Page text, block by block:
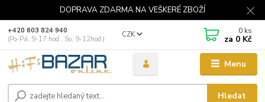
DOPRAVA ZDARMA NA VEŠKERÉ ZBOŽÍ
Menu
CZK
Hledat
+420 603 824 940
(Po-Pá, 9-17 hod., So, 9-12hod.)
0 ks
za 0 Kč